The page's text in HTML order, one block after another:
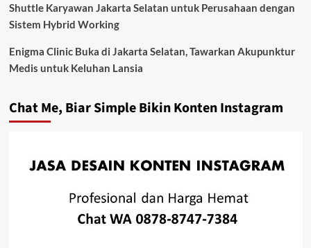
Shuttle Karyawan Jakarta Selatan untuk Perusahaan dengan
Sistem Hybrid Working
Enigma Clinic Buka di Jakarta Selatan, Tawarkan Akupunktur
Medis untuk Keluhan Lansia
Chat Me, Biar Simple Bikin Konten Instagram